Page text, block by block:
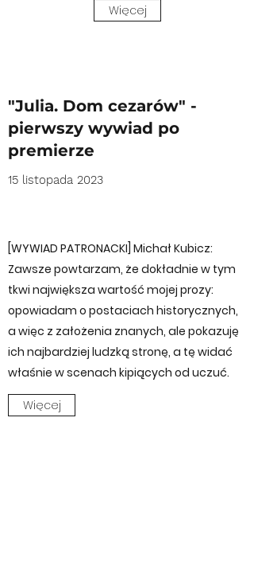
Więcej
"Julia. Dom cezarów" -
pierwszy wywiad po
premierze
15 listopada 2023
[WYWIAD PATRONACKI] Michał Kubicz:
Zawsze powtarzam, że dokładnie w tym
tkwi największa wartość mojej prozy:
opowiadam o postaciach historycznych,
a więc z założenia znanych, ale pokazuję
ich najbardziej ludzką stronę, a tę widać
właśnie w scenach kipiących od uczuć.
Więcej